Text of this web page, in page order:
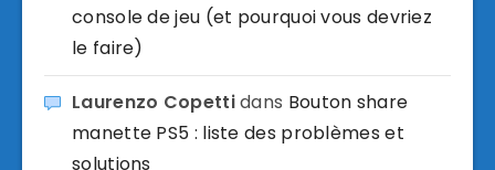
console de jeu (et pourquoi vous devriez
le faire)
Laurenzo Copettidans Bouton share
manette PS5 : liste des problèmes et
solutions